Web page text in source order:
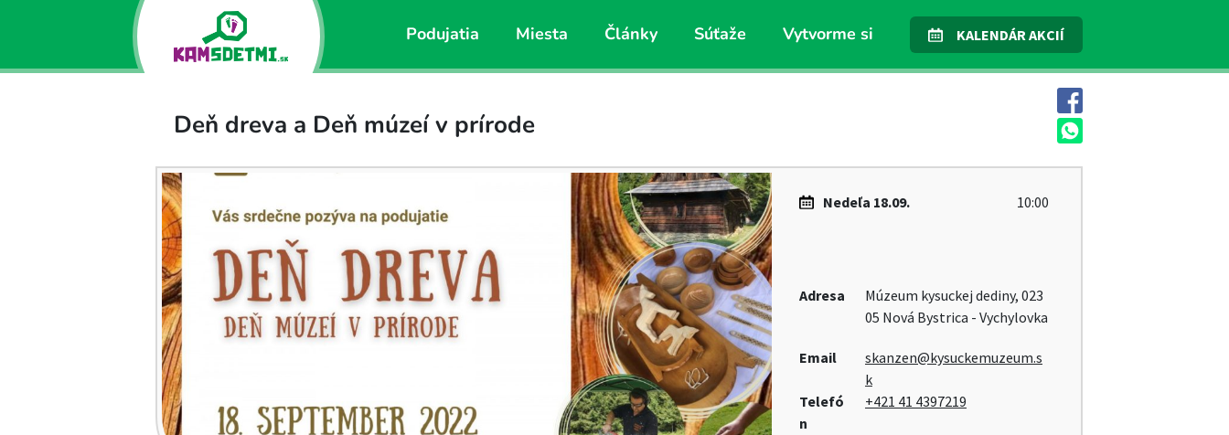
Podujatia Miesta Články Súťaže Vytvorme si KALENDÁR AKCIÍ
Deň dreva a Deň múzeí v prírode
Nedeľa 18.09. 10:00
Adresa
Múzeum kysuckej dediny, 023
05 Nová Bystrica - Vychylovka
Email
skanzen@kysuckemuzeum.s
k
Telefó
n
+421 41 4397219